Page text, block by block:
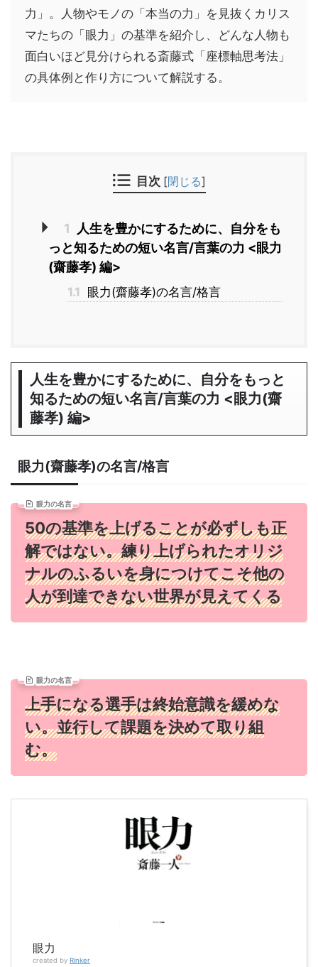
力」。人物やモノの「本当の力」を見抜くカリス
マたちの「眼力」の基準を紹介し、どんな人物も
面白いほど見分けられる斎藤式「座標軸思考法」
の具体例と作り方について解説する。
目次 [閉じる]
1
人生を豊かにするために、自分をも
っと知るための短い名言/言葉の力 <眼力
(齋藤孝) 編>
1.1 眼力(齋藤孝)の名言/格言
人生を豊かにするために、自分をもっと
知るための短い名言/言葉の力 <眼力(齋
藤孝) 編>
眼力(齋藤孝)の名言/格言
眼力の名言
50の基準を上げることが必ずしも正
解ではない。練り上げられたオリジ
ナルのふるいを身につけてこそ他の
人が到達できない世界が見えてくる
眼力の名言
上手になる選手は終始意識を緩めな
い。並行して課題を決めて取り組
む。
眼力
created by Rinker